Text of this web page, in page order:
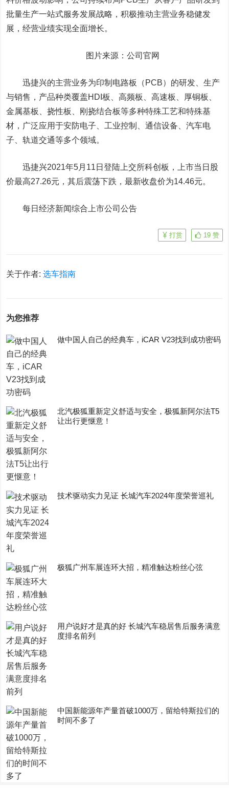
批量生产一站式服务发展战略，积极推动主营业务稳健发
展，经营业绩实现全面增长。
图片来源：公司官网
迅捷兴的主营业务为印制电路板（PCB）的研发、生产
与销售，产品种类覆盖HDI板、高频板、高速板、厚铜板、
金属基板、挠性板、刚挠结合板等多种特殊工艺和特殊基
材，广泛应用于安防电子、工业控制、通信设备、汽车电
子、轨道交通等多个领域。
迅捷兴2021年5月11日登陆上交所科创板，上市当日股
价最高27.26元，其后震荡下跌，最新收盘价为14.46元。
每日经济新闻综合上市公司公告
19 赞
打赏
关于作者:选车指南
为您推荐
做中国人自己的经典车，iCAR V23找到成功密码
​北汽极狐重新定义舒适与安全，极狐新阿尔法T5
让出行更惬意！
技术驱动实力见证 长城汽车2024年度荣誉巡礼
极狐广州车展连环大招，精准触达粉丝心弦
用户说好才是真的好 长城汽车稳居售后服务满意
度排名前列
中国新能源年产量首破1000万，留给特斯拉们的
时间不多了